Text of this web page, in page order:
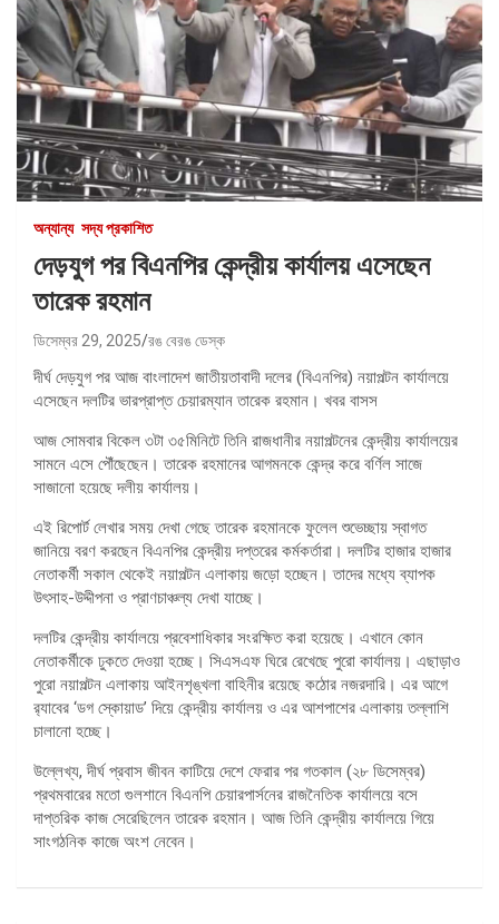
অন্যান্য সদ্য প্রকাশিত
দেড়যুগ পর বিএনপির কেন্দ্রীয় কার্যালয় এসেছেন
তারেক রহমান
ডিসেম্বর 29, 2025 রঙ বেরঙ ডেস্ক
দীর্ঘ দেড়যুগ পর আজ বাংলাদেশ জাতীয়তাবাদী দলের (বিএনপির) নয়াপল্টন কার্যালয়ে
এসেছেন দলটির ভারপ্রাপ্ত চেয়ারম্যান তারেক রহমান। খবর বাসস
আজ সোমবার বিকেল ৩টা ৩৫মিনিটে তিনি রাজধানীর নয়াপল্টনের কেন্দ্রীয় কার্যালয়ের
সামনে এসে পৌঁছেছেন। তারেক রহমানের আগমনকে কেন্দ্র করে বর্ণিল সাজে
সাজানো হয়েছে দলীয় কার্যালয়।
এই রিপোর্ট লেখার সময় দেখা গেছে তারেক রহমানকে ফুলেল শুভেচ্ছায় স্বাগত
জানিয়ে বরণ করছেন বিএনপির কেন্দ্রীয় দপ্তরের কর্মকর্তারা। দলটির হাজার হাজার
নেতাকর্মী সকাল থেকেই নয়াপল্টন এলাকায় জড়ো হচ্ছেন। তাদের মধ্যে ব্যাপক
উৎসাহ-উদ্দীপনা ও প্রাণচাঞ্চল্য দেখা যাচ্ছে।
দলটির কেন্দ্রীয় কার্যালয়ে প্রবেশাধিকার সংরক্ষিত করা হয়েছে। এখানে কোন
নেতাকর্মীকে ঢুকতে দেওয়া হচ্ছে। সিএসএফ ঘিরে রেখেছে পুরো কার্যালয়। এছাড়াও
পুরো নয়াপল্টন এলাকায় আইনশৃঙ্খলা বাহিনীর রয়েছে কঠোর নজরদারি। এর আগে
র‌্যাবের ‘ডগ স্কোয়াড’ দিয়ে কেন্দ্রীয় কার্যালয় ও এর আশপাশের এলাকায় তল্লাশি
চালানো হচ্ছে।
উল্লেখ্য, দীর্ঘ প্রবাস জীবন কাটিয়ে দেশে ফেরার পর গতকাল (২৮ ডিসেম্বর)
প্রথমবারের মতো গুলশানে বিএনপি চেয়ারপার্সনের রাজনৈতিক কার্যালয়ে বসে
দাপ্তরিক কাজ সেরেছিলেন তারেক রহমান। আজ তিনি কেন্দ্রীয় কার্যালয়ে গিয়ে
সাংগঠনিক কাজে অংশ নেবেন।